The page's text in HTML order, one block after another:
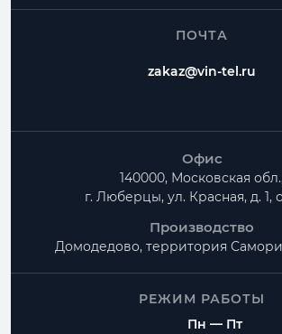
ПОЧТА
zakaz@vin-tel.ru
Офис
140000, Московская
г. Люберцы, ул. Красная, д. 1,
Производство
Домодедово, территория
РЕЖИМ РАБОТЫ
Пн — Пт